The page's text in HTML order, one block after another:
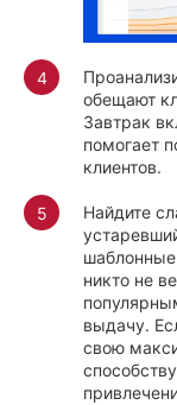
обещают
Завтрак
помогает
клиентов.
Найдите
никто не
выдачу.
свою